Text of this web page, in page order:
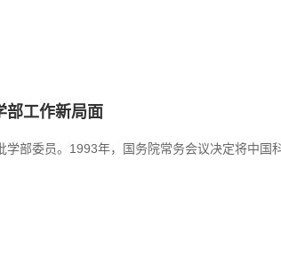
部工作新局面
部委员。1993年，国务院常务会议决定将中国